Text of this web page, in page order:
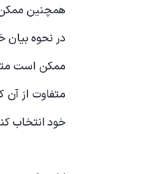
همچنین ممکن
در نحوه بیان
ممکن است
متفاوت از
خود انتخاب